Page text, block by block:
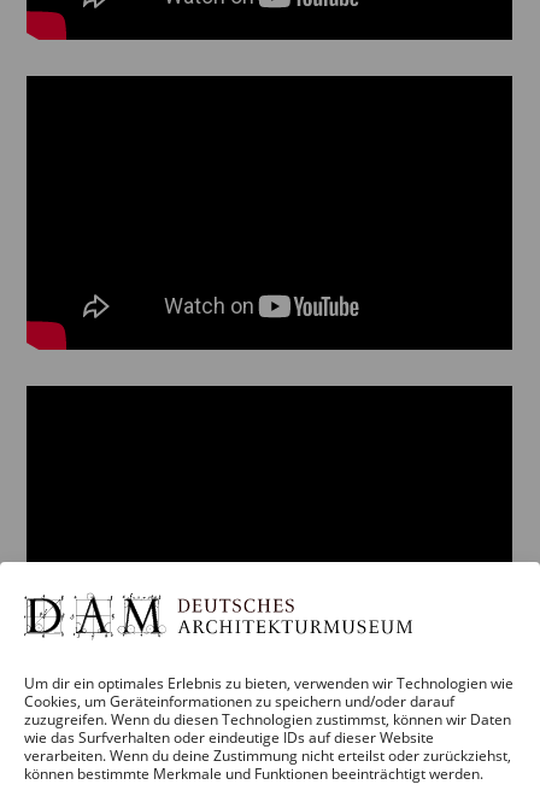
Um dir ein optimales Erlebnis zu bieten, verwenden wir Technologien wie
Cookies, um Geräteinformationen zu speichern und/oder darauf
zuzugreifen. Wenn du diesen Technologien zustimmst, können wir Daten
wie das Surfverhalten oder eindeutige IDs auf dieser Website
verarbeiten. Wenn du deine Zustimmung nicht erteilst oder zurückziehst,
können bestimmte Merkmale und Funktionen beeinträchtigt werden.